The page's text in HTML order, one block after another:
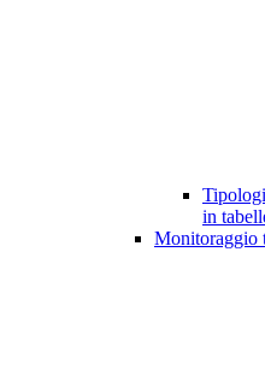
in
Monitoraggio